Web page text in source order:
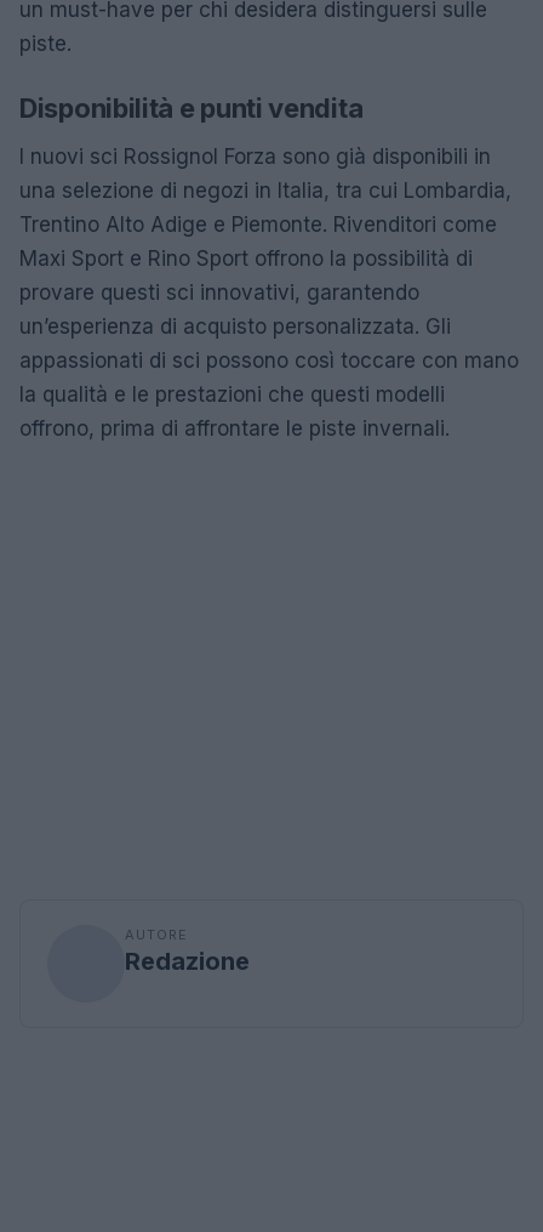
un must-have per chi desidera distinguersi sulle
piste.
Disponibilità e punti vendita
I nuovi sci Rossignol Forza sono già disponibili in
una selezione di negozi in Italia, tra cui Lombardia,
Trentino Alto Adige e Piemonte. Rivenditori come
Maxi Sport e Rino Sport offrono la possibilità di
provare questi sci innovativi, garantendo
un’esperienza di acquisto personalizzata. Gli
appassionati di sci possono così toccare con mano
la qualità e le prestazioni che questi modelli
offrono, prima di affrontare le piste invernali.
AUTORE
Redazione